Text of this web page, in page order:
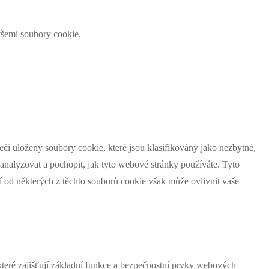
soubory cookie.
uloženy soubory cookie, které jsou klasifikovány jako nezbytné,
a pochopit, jak tyto webové stránky používáte. Tyto
některých z těchto souborů cookie však může ovlivnit vaše
zajišťují základní funkce a bezpečnostní prvky webových